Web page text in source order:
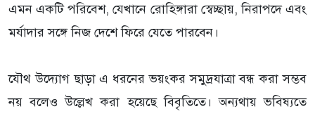
এমন একটি পরিবেশ, যেখানে রোহিঙ্গারা স্বেচ্ছায়, নিরাপদে এবং
মর্যাদার সঙ্গে নিজ দেশে ফিরে যেতে পারবেন।
‎যৌথ উদ্যোগ ছাড়া এ ধরনের ভয়ংকর সমুদ্রযাত্রা বন্ধ করা সম্ভব
নয় বলেও উল্লেখ করা হয়েছে বিবৃতিতে। অন্যথায় ভবিষ্যতে